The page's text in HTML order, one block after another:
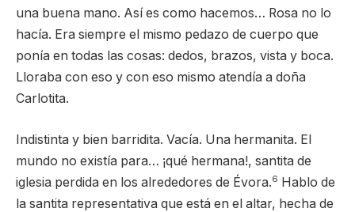
una buena mano. Así es como hacemos… Rosa no lo
hacía. Era siempre el mismo pedazo de cuerpo que
ponía en todas las cosas: dedos, brazos, vista y boca.
Lloraba con eso y con eso mismo atendía a doña
Carlotita.
Indistinta y bien barridita. Vacía. Una hermanita. El
mundo no existía para… ¡qué hermana!, santita de
iglesia perdida en los alrededores de Évora.6 Hablo de
la santita representativa que está en el altar, hecha de